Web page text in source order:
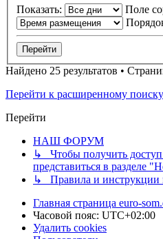
Показать:
Поле
Найдено 25 результатов •
Перейти к расширенному поиску
Перейти
НАШ ФОРУМ
↳ Чтобы получить
представиться в разделе
↳ Правила и инструкции
Главная страница euro-
Часовой пояс: UTC+02:00
Удалить cookies